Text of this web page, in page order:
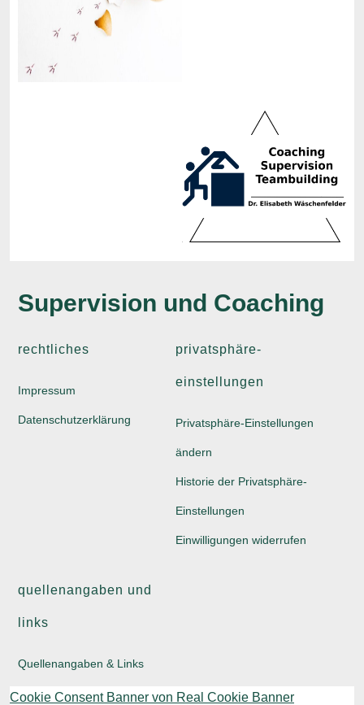
Supervision und Coaching
rechtliches
Impressum
Datenschutzerklärung
privatsphäre-
einstellungen
Privatsphäre-Einstellungen
ändern
Historie der Privatsphäre-
Einstellungen
Einwilligungen widerrufen
quellenangaben und
links
Quellenangaben & Links
Cookie Consent Banner von Real Cookie Banner